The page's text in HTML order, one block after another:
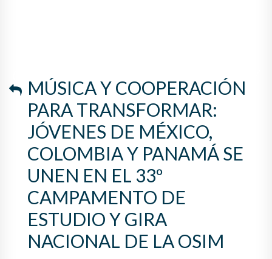
CAMPAMENTO DE ESTUDIO Y
GIRA NACIONAL DE LA OSIM
MÚSICA Y COOPERACIÓN
PARA TRANSFORMAR:
JÓVENES DE MÉXICO,
COLOMBIA Y PANAMÁ SE
UNEN EN EL 33º
CAMPAMENTO DE
ESTUDIO Y GIRA
NACIONAL DE LA OSIM